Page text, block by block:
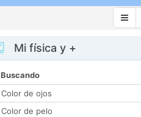
Mi física y +
Buscando
Color de ojos
Color de pelo